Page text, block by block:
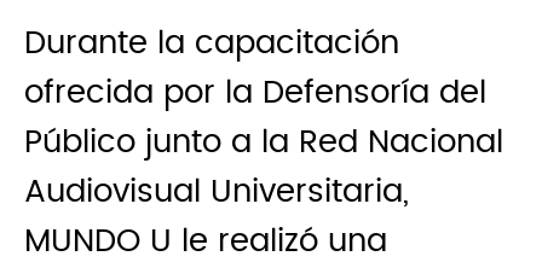
Durante la capacitación
ofrecida por la Defensoría del
Público junto a la Red Nacional
Audiovisual Universitaria,
MUNDO U le realizó una